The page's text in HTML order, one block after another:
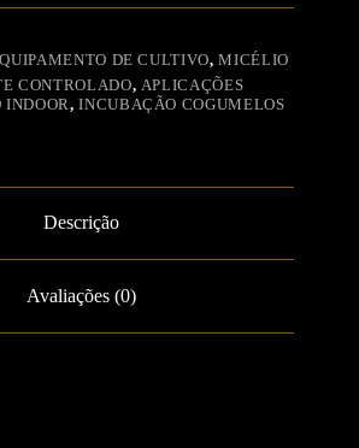
DE CULTIVO,MICÉLIO
CONTROLADO, APLICAÇÕES
,INCUBAÇÃO COGUMELOS
Descrição
Avaliações (0)